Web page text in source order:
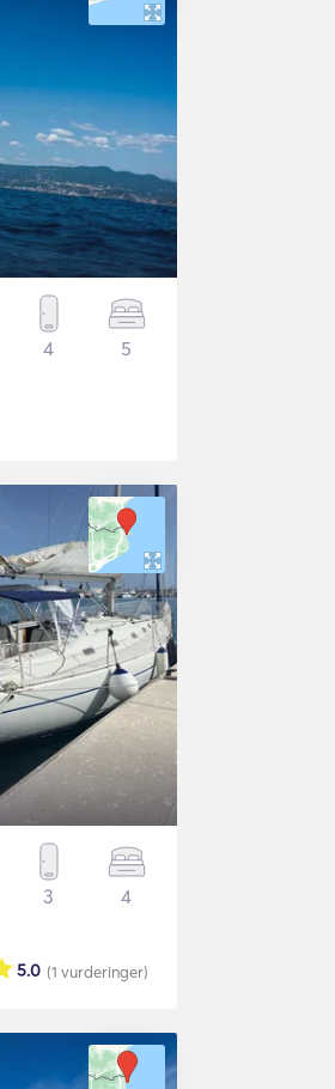
4 5
3 4
(1 vurderinger)
5.0